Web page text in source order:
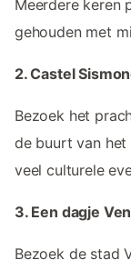
Meerdere keren
gehouden met
2. Castel
Bezoek het
de buurt van het
veel culturele
3. Een dagje
Bezoek de stad